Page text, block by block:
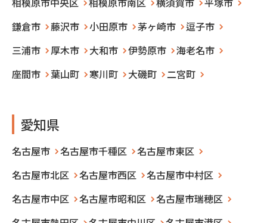
鎌倉市
藤沢市 小田原市 茅ヶ崎市
逗子市
三浦市
厚木市 大和市 伊勢原市
海老名市
座間市
葉山町 寒川町 大磯町 二宮町
愛知県
名古屋市 名古屋市千種区
名古屋市東区
名古屋市北区
名古屋市西区
名古屋市中村区
名古屋市中区
名古屋市昭和区
名古屋市瑞穂区